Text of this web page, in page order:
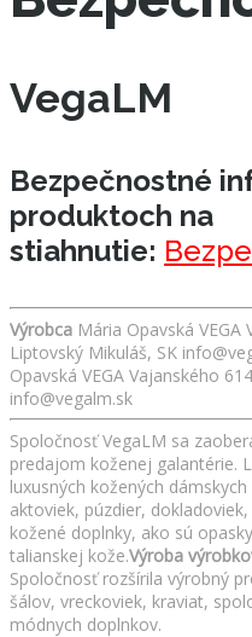
VegaLM
Bezpečnostné
produktoch na
stiahnutie:
Výrobca Mária Opavská
Liptovský Mikuláš, SK
Opavská VEGA Vajanského
info@vegalm.sk
Spoločnosť VegaLM sa
predajom koženej galantérie.
luxusných kožených
aktoviek, púzdier,
kožené doplnky, ako sú
talianskej kože.Výroba
Spoločnosť rozšírila výrobný
šálov, vreckoviek, kraviat,
módnych doplnkov.